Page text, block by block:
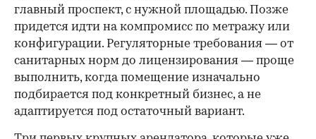
главный проспект, с нужной площадью. Позже
придется идти на компромисс по метражу или
конфигурации. Регуляторные требования — от
санитарных норм до лицензирования — проще
выполнить, когда помещение изначально
подбирается под конкретный бизнес, а не
адаптируется под остаточный вариант.